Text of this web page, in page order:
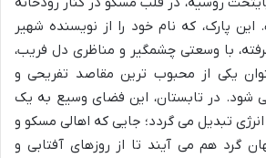
پارک، که نام خود را از نویسنده شهیر
با وسعتی چشمگیر و مناظری دل فریب،
یکی از محبوب ترین مقاصد تفریحی و
شود. در تابستان، این فضای وسیع به یک
انرژی تبدیل می گردد؛ جایی که اهالی مسکو و
گرد هم می آیند تا از روزهای آفتابی و